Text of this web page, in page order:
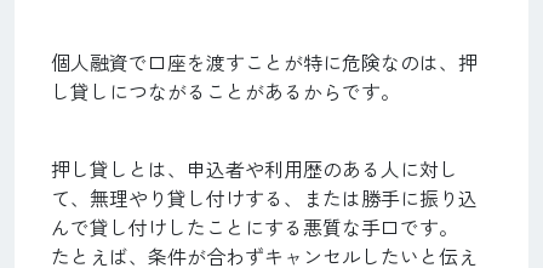
個人融資で口座を渡すことが特に危険なのは、押
し貸しにつながることがあるからです。
押し貸しとは、申込者や利用歴のある人に対し
て、無理やり貸し付けする、または勝手に振り込
んで貸し付けしたことにする悪質な手口です。
たとえば、条件が合わずキャンセルしたいと伝え